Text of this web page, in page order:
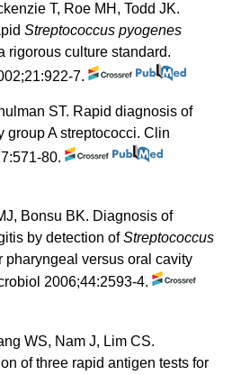
T, Roe MH, Todd JK.
Streptococcus pyogenes
rigorous culture standard.
7.
ST. Rapid diagnosis of
group A streptococci. Clin
80.
Bonsu BK. Diagnosis of
by detection ofStreptococcus
pharyngeal versus oral cavity
2006;44:2593-4.
WS, Nam J, Lim CS.
of three rapid antigen tests for